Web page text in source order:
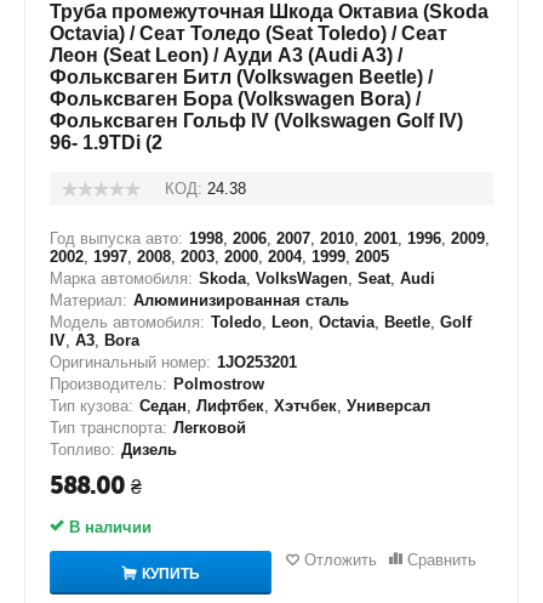
Труба промежуточная Шкода Октавиа (Skoda
Octavia) / Сеат Толедо (Seat Toledo) / Сеат
Леон (Seat Leon) / Ауди А3 (Audi A3) /
Фольксваген Битл (Volkswagen Beetle) /
Фольксваген Бора (Volkswagen Bora) /
Фольксваген Гольф IV (Volkswagen Golf IV)
96- 1.9TDi (2
КОД: 24.38
Год выпуска авто: 1998, 2006, 2007, 2010, 2001, 1996, 2009,
2002, 1997, 2008, 2003, 2000, 2004, 1999, 2005
Марка автомобиля: Skoda, VolksWagen, Seat, Audi
Материал: Алюминизированная сталь
Модель автомобиля: Toledo, Leon, Octavia, Beetle, Golf
IV, A3, Bora
Оригинальный номер: 1JO253201
Производитель: Polmostrow
Тип кузова: Седан, Лифтбек, Хэтчбек, Универсал
Тип транспорта: Легковой
Топливо: Дизель
588.00 ₴
В наличии
КУПИТЬ
Отложить Сравнить